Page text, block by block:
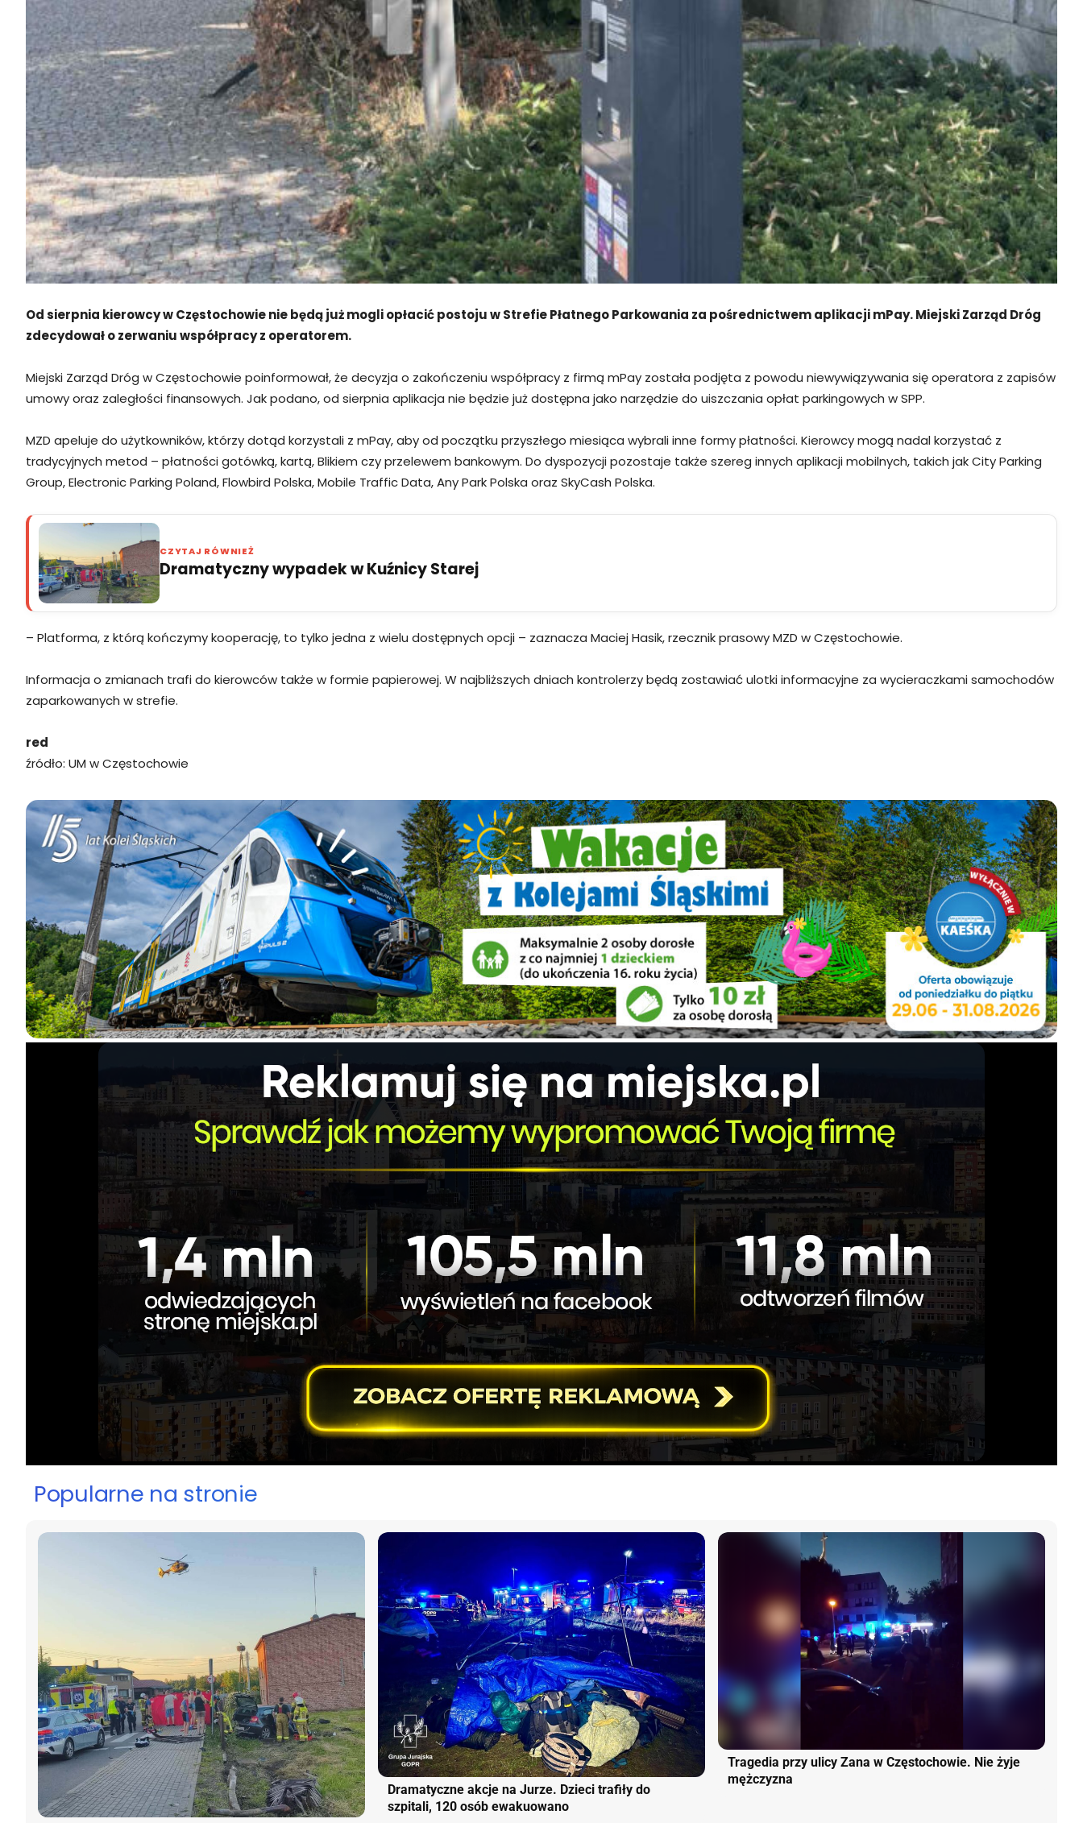
Od sierpnia kierowcy w Częstochowie nie będą już mogli opłacić postoju w Strefie Płatnego Parkowania za pośrednictwem aplikacji mPay. Miejski Zarząd Dróg
zdecydował o zerwaniu współpracy z operatorem.
Miejski Zarząd Dróg w Częstochowie poinformował, że decyzja o zakończeniu współpracy z firmą mPay została podjęta z powodu niewywiązywania się operatora z zapisów
umowy oraz zaległości finansowych. Jak podano, od sierpnia aplikacja nie będzie już dostępna jako narzędzie do uiszczania opłat parkingowych w SPP.
MZD apeluje do użytkowników, którzy dotąd korzystali z mPay, aby od początku przyszłego miesiąca wybrali inne formy płatności. Kierowcy mogą nadal korzystać z
tradycyjnych metod – płatności gotówką, kartą, Blikiem czy przelewem bankowym. Do dyspozycji pozostaje także szereg innych aplikacji mobilnych, takich jak City Parking
Group, Electronic Parking Poland, Flowbird Polska, Mobile Traffic Data, Any Park Polska oraz SkyCash Polska.
CZYTAJ RÓWNIEŻ
Dramatyczny wypadek w Kuźnicy Starej
– Platforma, z którą kończymy kooperację, to tylko jedna z wielu dostępnych opcji – zaznacza Maciej Hasik, rzecznik prasowy MZD w Częstochowie.
Informacja o zmianach trafi do kierowców także w formie papierowej. W najbliższych dniach kontrolerzy będą zostawiać ulotki informacyjne za wycieraczkami samochodów
zaparkowanych w strefie.
red
źródło: UM w Częstochowie
Popularne na stronie
Dramatyczne akcje na Jurze. Dzieci trafiły do
szpitali, 120 osób ewakuowano
Tragedia przy ulicy Zana w Częstochowie. Nie żyje
mężczyzna